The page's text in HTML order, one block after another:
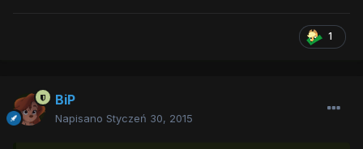
1
BiP
Napisano Styczeń 30, 2015